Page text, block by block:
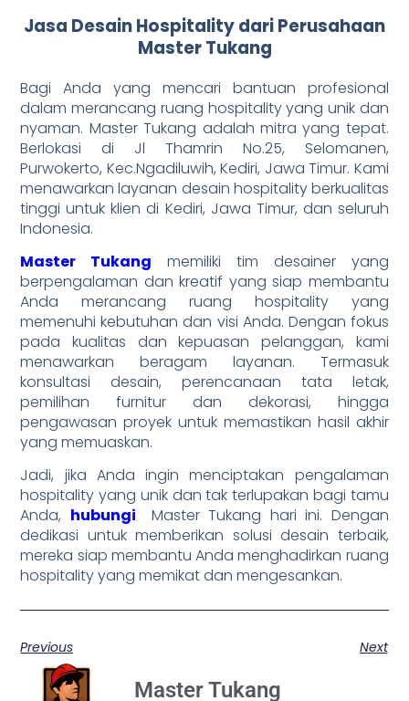
Jasa Desain Hospitality dari Perusahaan
Master Tukang
Bagi Anda yang mencari bantuan profesional
dalam merancang ruang hospitality yang unik dan
nyaman. Master Tukang adalah mitra yang tepat.
Berlokasi di Jl Thamrin No.25, Selomanen,
Purwokerto, Kec.Ngadiluwih, Kediri, Jawa Timur. Kami
menawarkan layanan desain hospitality berkualitas
tinggi untuk klien di Kediri, Jawa Timur, dan seluruh
Indonesia.
Master Tukang memiliki tim desainer yang
berpengalaman dan kreatif yang siap membantu
Anda merancang ruang hospitality yang
memenuhi kebutuhan dan visi Anda. Dengan fokus
pada kualitas dan kepuasan pelanggan, kami
menawarkan beragam layanan. Termasuk
konsultasi desain, perencanaan tata letak,
pemilihan furnitur dan dekorasi, hingga
pengawasan proyek untuk memastikan hasil akhir
yang memuaskan.
Jadi, jika Anda ingin menciptakan pengalaman
hospitality yang unik dan tak terlupakan bagi tamu
Anda, hubungi
Master Tukang hari ini. Dengan
dedikasi untuk memberikan solusi desain terbaik,
mereka siap membantu Anda menghadirkan ruang
hospitality yang memikat dan mengesankan.
Previous Next
Master Tukang